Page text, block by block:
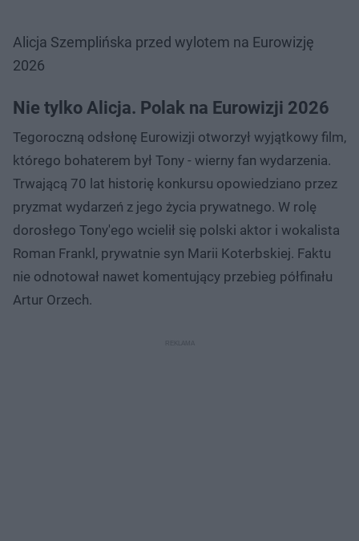
Alicja Szemplińska przed wylotem na Eurowizję
2026
Nie tylko Alicja. Polak na Eurowizji 2026
Tegoroczną odsłonę Eurowizji otworzył wyjątkowy film,
którego bohaterem był Tony - wierny fan wydarzenia.
Trwającą 70 lat historię konkursu opowiedziano przez
pryzmat wydarzeń z jego życia prywatnego. W rolę
dorosłego Tony'ego wcielił się polski aktor i wokalista
Roman Frankl, prywatnie syn Marii Koterbskiej. Faktu
nie odnotował nawet komentujący przebieg półfinału
Artur Orzech.